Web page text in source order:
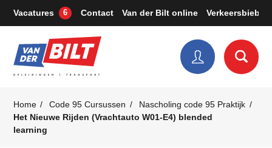
Vacatures 6 Contact Van der Bilt online Verkeersbieb
Home Code 95 Cursussen
Nascholing code 95 Praktijk
Het Nieuwe Rijden (Vrachtauto W01-E4) blended
learning